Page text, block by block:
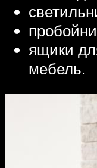
ящики
мебель.